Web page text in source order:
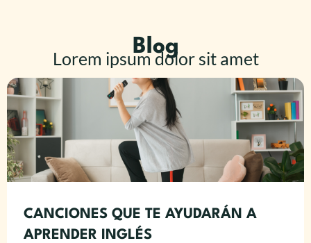
Blog
Lorem ipsum dolor sit amet
CANCIONES QUE TE AYUDARÁN A
APRENDER INGLÉS